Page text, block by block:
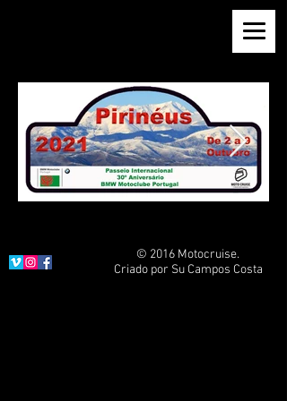
© 2016 Motocruise.
Criado por Su Campos Costa